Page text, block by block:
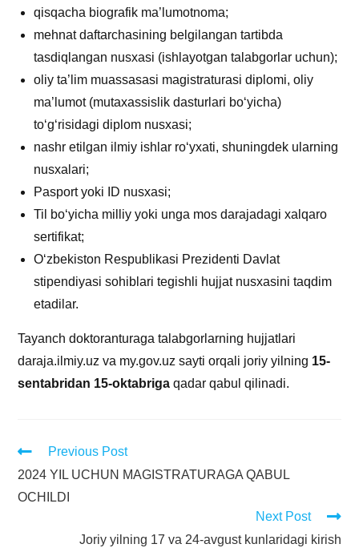
qisqacha biografik ma’lumotnoma;
mehnat daftarchasining belgilangan tartibda
tasdiqlangan nusxasi (ishlayotgan talabgorlar uchun);
oliy ta’lim muassasasi magistraturasi diplomi, oliy
ma’lumot (mutaxassislik dasturlari bo‘yicha)
to‘g‘risidagi diplom nusxasi;
nashr etilgan ilmiy ishlar ro‘yxati, shuningdek ularning
nusxalari;
Pasport yoki ID nusxasi;
Til bo‘yicha milliy yoki unga mos darajadagi xalqaro
sertifikat;
O‘zbekiston Respublikasi Prezidenti Davlat
stipendiyasi sohiblari tegishli hujjat nusxasini taqdim
etadilar.
Tayanch doktoranturaga talabgorlarning hujjatlari
daraja.ilmiy.uz va my.gov.uz sayti orqali joriy yilning 15-
sentabridan 15-oktabrigaqadar qabul qilinadi.
Previous Post
2024 YIL UCHUN MAGISTRATURAGA QABUL
OCHILDI
Next Post
Joriy yilning 17 va 24-avgust kunlaridagi kirish